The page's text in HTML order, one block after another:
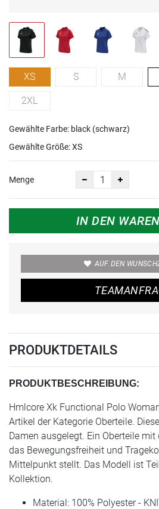
XS S M
2XL
Gewählte Farbe: black (schwarz)
Gewählte Größe:XS
Menge
IN DEN
AUF DEN
PRODUKTDETAILS
PRODUKTBESCHREIBUNG:
Hmlcore Xk Functional Polo
Artikel der Kategorie Oberteile.
Damen ausgelegt. Ein Oberteile
das Bewegungsfreiheit und
Mittelpunkt stellt. Das Modell ist
Kollektion.
Material: 100% Polyester -